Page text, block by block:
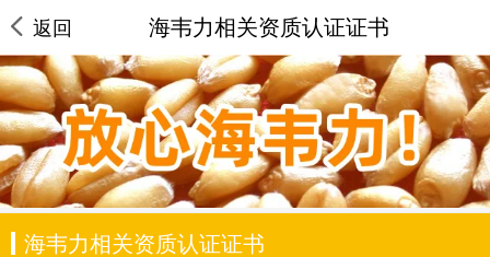
返回 海韦力相关资质认证证书
海韦力相关资质认证证书